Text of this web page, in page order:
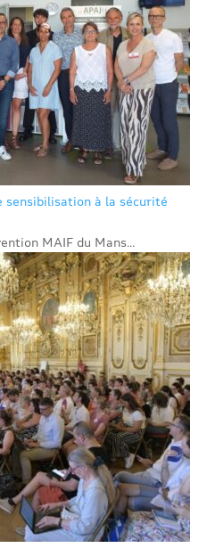
sensibilisation à la sécurité
MAIF du Mans...